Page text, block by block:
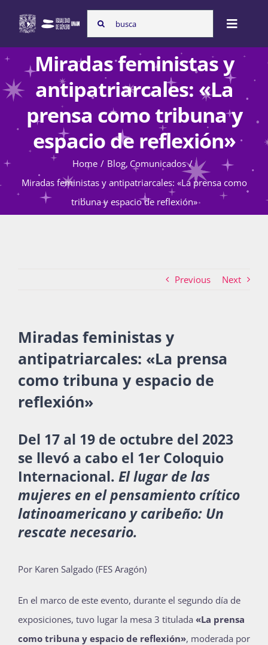
content
Search
for:
Toggle
Inicio
Nosotras
Programas
Atención de la violencia de género
La Boletina
Recursos
Súmate
Bienvenida generación 2027-1
Miradas feministas y
antipatriarcales: «La
prensa como tribuna y
espacio de reflexión»
Home Blog Comunicados
Miradas feministas y antipatriarcales: «La prensa como
tribuna y espacio de reflexión»
Previous Next
Miradas feministas y
antipatriarcales: «La prensa
como tribuna y espacio de
reflexión»
Del 17 al 19 de octubre del 2023
se llevó a cabo el 1er Coloquio
Internacional. El lugar de las
mujeres en el pensamiento crítico
latinoamericano y caribeño: Un
rescate necesario.
Por Karen Salgado (FES Aragón)
En el marco de este evento, durante el segundo día de
exposiciones, tuvo lugar la mesa 3 titulada «La prensa
como tribuna y espacio de reflexión», moderada por